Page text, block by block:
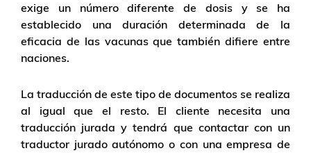
exige un número diferente de dosis y se ha
establecido una duración determinada de la
eficacia de las vacunas que también difiere entre
naciones.
La traducción de este tipo de documentos se realiza
al igual que el resto. El cliente necesita una
traducción jurada y tendrá que contactar con un
traductor jurado autónomo o con una empresa de